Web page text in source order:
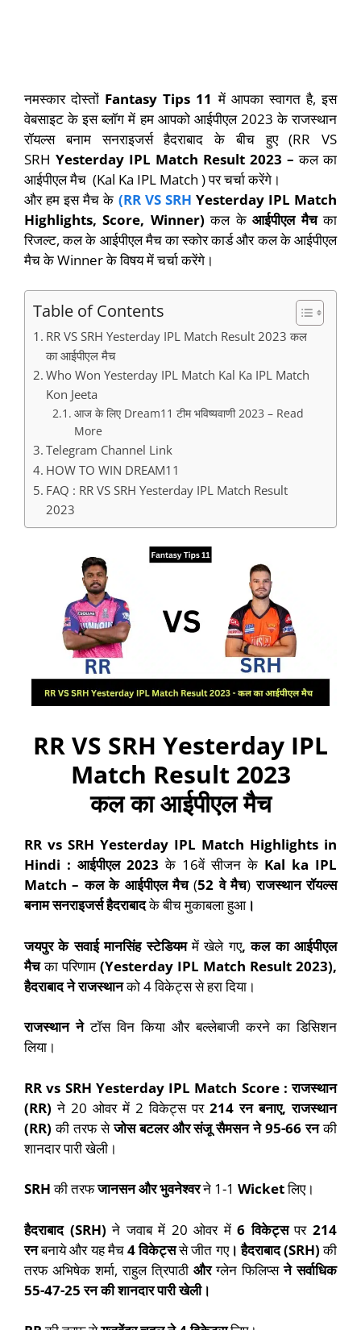
नमस्कार दोस्तों Fantasy Tips 11 में आपका स्वागत है, इस
वेबसाइट के इस ब्लॉग में हम आपको आईपीएल 2023 के राजस्थान
रॉयल्स बनाम सनराइजर्स हैदराबाद के बीच हुए (RR VS
SRH Yesterday IPL Match Result 2023 –कल का
आईपीएल मैच (Kal Ka IPL Match ) पर चर्चा करेंगे।
और हम इस मैच के (RR VS SRH Yesterday IPL Match
Highlights, Score, Winner) कल केआईपीएल मैचका
रिजल्ट, कल के आईपीएल मैच का स्कोर कार्ड और कल के आईपीएल
मैच के Winner के विषय में चर्चा करेंगे।
Table of Contents
RR VS SRH Yesterday IPL Match Result 2023 कल
का आईपीएल मैच
Who Won Yesterday IPL Match Kal Ka IPL Match
Kon Jeeta
आज के लिए Dream11 टीम भविष्यवाणी 2023 – Read
More
Telegram Channel Link
HOW TO WIN DREAM11
FAQ : RR VS SRH Yesterday IPL Match Result
2023
RR VS SRH Yesterday IPL
Match Result 2023
कल का आईपीएल मैच
RR vs SRH Yesterday IPL Match Highlights in
Hindi : आईपीएल2023 के 16वें सीजन के Kal ka IPL
Match –कल के आईपीएल मैच(52वे मैच)राजस्थान रॉयल्स
बनाम सनराइजर्स हैदराबादके बीच मुकाबला हुआ।
जयपुर के सवाई मानसिंह स्टेडियममें खेले गए,कल का आईपीएल
मैच का परिणाम (Yesterday IPL Match Result 2023),
हैदराबादनेराजस्थानको 4 विकेट्स से हरा दिया।
राजस्थान नेटॉस विन किया और बल्लेबाजी करने का डिसिशन
लिया।
RR vs SRH Yesterday IPL Match Score :राजस्थान
(RR) ने 20 ओवर में 2 विकेट्स पर 214रन बनाए,राजस्थान
(RR)की तरफ सेजोस बटलरऔर संजू सैमसन ने95-66 रनकी
शानदार पारी खेली।
SRHकी तरफजानसन और भुवनेश्वरने 1-1 Wicketलिए।
हैदराबाद (SRH)ने जवाब में 20 ओवर में6 विकेट्सपर214
रनबनाये और यह मैच4विकेट्ससे जीत गए।हैदराबाद(SRH)की
तरफ अभिषेक शर्मा, राहुल त्रिपाठी औरग्लेन फिलिप्सने सर्वाधिक
55-47-25रन कीशानदारपारी खेली।